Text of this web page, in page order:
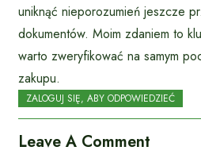
uniknąć nieporozumień jeszcze
dokumentów. Moim zdaniem to
warto zweryfikować na samym
zakupu.
ZALOGUJ SIĘ, ABY ODPOWIEDZIEĆ
Leave A Comment